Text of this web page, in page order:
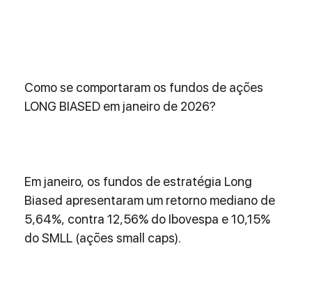
Como se comportaram os fundos de ações
LONG BIASED em janeiro de 2026?
Em janeiro, os fundos de estratégia Long
Biased apresentaram um retorno mediano de
5,64%, contra 12,56% do Ibovespa e 10,15%
do SMLL (ações small caps).